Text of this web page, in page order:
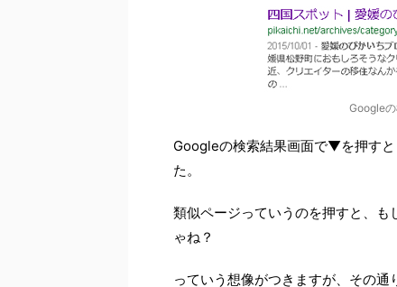
Google
Googleの検索結果画面で▼を押す
た。
類似ページっていうのを押すと、
ゃね？
っていう想像がつきますが、その通